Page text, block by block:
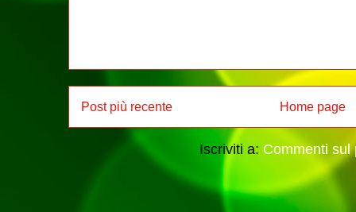
Post più recente Home page
Iscriviti a: Commenti sul